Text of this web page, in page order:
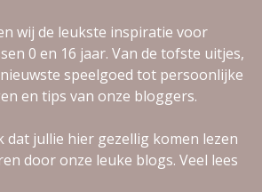
wij de leukste inspiratie voor
0 en 16 jaar. Van de tofste uitjes,
speelgoed tot persoonlijke
en tips van onze bloggers.
dat jullie hier gezellig komen lezen
door onze leuke blogs. Veel lees